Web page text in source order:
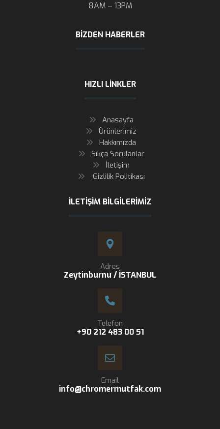
8AM – 13PM
BIZDEN HABERLER
HIZLI LINKLER
Anasayfa
Ürünlerimiz
Hakkımızda
Sıkça Sorulanlar
İletişim
Gizlilik Politikası
İLETIŞIM BILGILERIMIZ
Adres
Zeytinburnu / İSTANBUL
Telefon
+90 212 483 00 51
Email
info@chromermutfak.com